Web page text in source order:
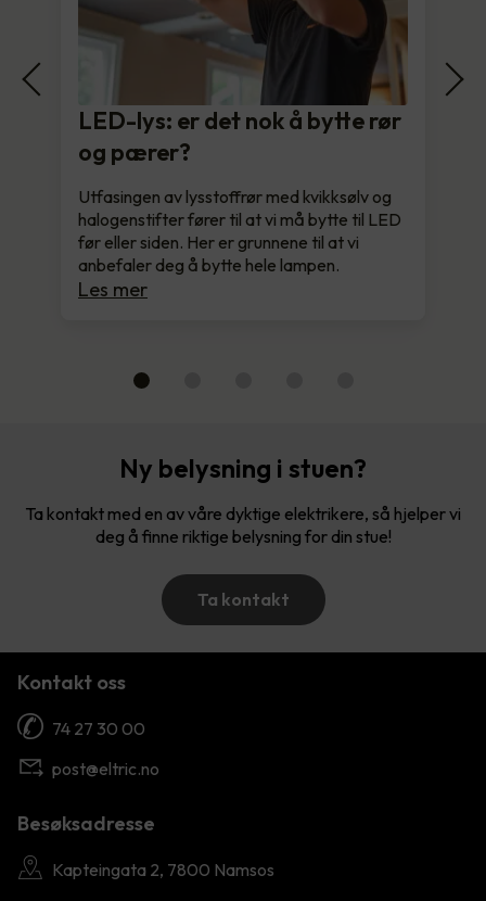
LED-lys: er det nok å bytte rør
og pærer?
Utfasingen av lysstoffrør med kvikksølv og
halogenstifter fører til at vi må bytte til LED
før eller siden. Her er grunnene til at vi
anbefaler deg å bytte hele lampen.
Les mer
Ny belysning i stuen?
Ta kontakt med en av våre dyktige elektrikere, så hjelper vi
deg å finne riktige belysning for din stue!
Ta kontakt
Kontakt oss
74 27 30 00
post@eltric.no
Besøksadresse
Kapteingata 2, 7800 Namsos